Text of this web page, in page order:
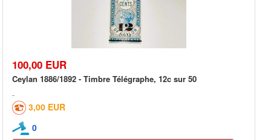
100,00 EUR
Ceylan 1886/1892 - Timbre Télégraphe, 12c sur 50
3,00 EUR
0